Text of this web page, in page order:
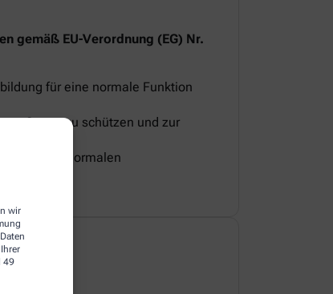
wir
49
gemäß EU-Verordnung (EG) Nr.
für eine normale Funktion
Stress zu schützen und zur
und zur normalen